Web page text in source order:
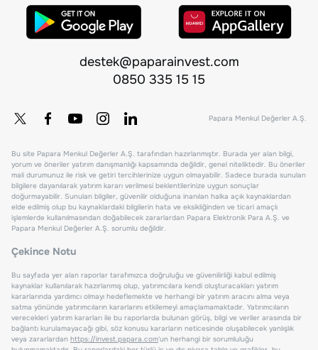
destek@paparainvest.com
0850 335 15 15
Papara Menkul Değerler A.Ş.
Bu site Papara Menkul Değerler A.Ş. tarafından hazırlanmıştır. Burada yer alan bilgi,
yorum ve öneriler yatırım danışmanlığı kapsamında değildir, genel niteliktedir. Bu öneriler
mali durumunuz ile risk ve getiri tercihlerinize uygun olmayabilir. Sadece burada sunulan
bilgilere dayanılarak yatırım kararı verilmesi beklentilerinize uygun sonuçlar
doğurmayabilir. Sunulan bilgiler, güvenilir olduğuna inanılan halka açık kaynaklardan
elde edilmiş olup bu kaynaklardaki bilgilerin hata ve eksikliğinden ve ticari amaçlı
işlemlerde kullanılmasından doğabilecek zararlardan Papara Elektronik Para A.Ş. ve
Papara Menkul Değerler A.Ş. sorumlu değildir.
Çekince Notu
Bu sayfada yer alan raporlar tarafımızca doğruluğu ve güvenilirliği kabul edilmiş
kaynaklar kullanılarak hazırlanmış olup, yatırımcılara kendi oluşturacakları yatırım
kararlarında yardımcı olmayı hedeflemekte ve herhangi bir yatırım aracını alma veya
satma yönünde yatırımcıların kararlarını etkilemeyi amaçlamamaktadır. Yatırımcıların
verecekleri yatırım kararları ile bu raporlarda bulunan görüş, bilgi ve veriler arasında bir
bağlantı kurulamayacağı gibi, söz konusu kararların neticesinde oluşabilecek yanlışlık
veya zararlardan https://invest.papara.com'un herhangi bir sorumluluğu